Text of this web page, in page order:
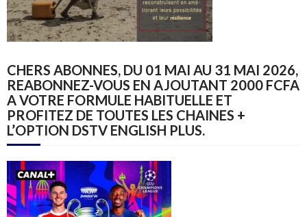
CHERS ABONNES, DU 01 MAI AU 31 MAI 2026,
REABONNEZ-VOUS EN AJOUTANT 2000 FCFA
A VOTRE FORMULE HABITUELLE ET
PROFITEZ DE TOUTES LES CHAINES +
L’OPTION DSTV ENGLISH PLUS.